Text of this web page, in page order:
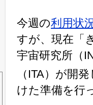
今週の利用状
すが、現在「
宇宙研究所（
（ITA）が開
けた準備を行